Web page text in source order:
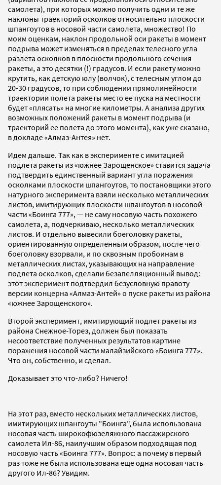
самолета), при которых можно получить одни и те же
наклоны траекторий осколков относительно плоскости
шпангоутов в носовой части самолета, множество! По
моим оценкам, наклон продольной оси ракеты в момент
подрыва может изменяться в пределах телесного угла
разлета осколков в плоскости продольного сечения
ракеты, а это десятки (!) градусов. И если ракету можно
крутить, как детскую юлу (волчок), с телесным углом до
20-30 градусов, то при соблюдении прямолинейности
траектории полета ракеты место ее пуска на местности
будет «плясать» на многие километры. А анализа других
возможных положений ракеты в момент подрыва (и
траекторий ее полета до этого момента), как уже сказано,
в докладе «Алмаз-Антея» нет.
Идем дальше. Так как в эксперименте с имитацией
подлета ракеты из «южнее Зарощенское» ставится задача
подтвердить единственный вариант угла поражения
осколками плоскости шпангоутов, то постановщики этого
натурного эксперимента взяли несколько металлических
листов, имитирующих плоскости шпангоутов в носовой
части «Боинга 777», — не саму носовую часть похожего
самолета, а, подчеркиваю, несколько металлических
листов. И отдельно вывесили боеголовку ракеты,
ориентированную определенным образом, после чего
боеголовку взорвали, и по сквозным пробоинам в
металлических листах, указывающих на направление
подлета осколков, сделали безапелляционный вывод:
этот эксперимент подтвердил безусловную правоту
версии концерна «Алмаз-Антей» о пуске ракеты из района
«южнее Зарощенского».
Второй эксперимент, имитирующий подлет ракеты из
района Снежное-Торез, должен был показать
несоответствие полученных результатов картине
поражения носовой части малайзийского «Боинга 777».
Что он, собственно, и сделал.
Доказывает это что-либо? Ничего!
На этот раз, вместо нескольких металлических листов,
имитирующих шпангоуты "Боинга", была использована
носовая часть широкофюзеляжного пассажирского
самолета Ил-86, наилучшим образом подходящая под
носовую часть «Боинга 777». Вопрос: а почему в первый
раз тоже не была использована еще одна носовая часть
другого Ил-86? Увидим.